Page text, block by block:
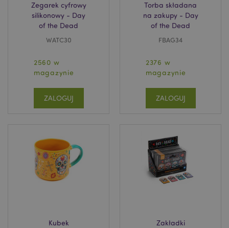
Zegarek cyfrowy
silikonowy - Day
of the Dead
WATC30
2560 w
magazynie
ZALOGUJ
Torba składana
na zakupy - Day
of the Dead
FBAG34
2376 w
magazynie
ZALOGUJ
Kubek
Zakładki
recently_viewed_product
Adobe Inc.
www.puckator.pl